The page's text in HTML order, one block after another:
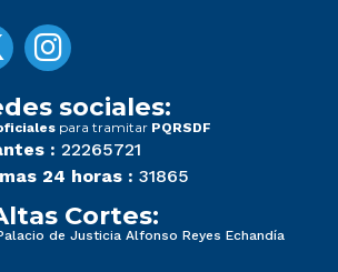
sociales:
para tramitar PQRSDF
: 22265721
24 horas : 31865
Cortes:
de Justicia Alfonso Reyes Echandía